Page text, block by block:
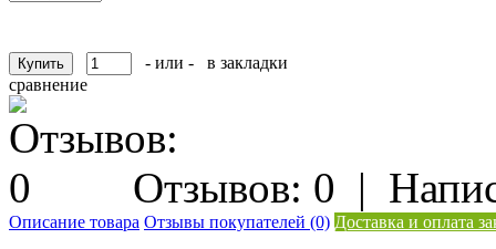
- или -
в закладки
сравнение
Отзывов: 0 |
Описание товара Отзывы покупателей (0) Доставка и оплата